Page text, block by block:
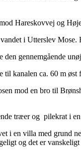
Hareskovvej og
i Utterslev Mose.
gennemgående
til kanalen ca. 60 m øst
mod en bro til
træer og pilekrat i
i en villa med grund
og det er